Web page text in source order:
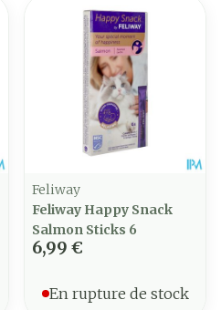
Feliway
Feliway Happy Snack
Salmon Sticks 6
6,99 €
En rupture de stock